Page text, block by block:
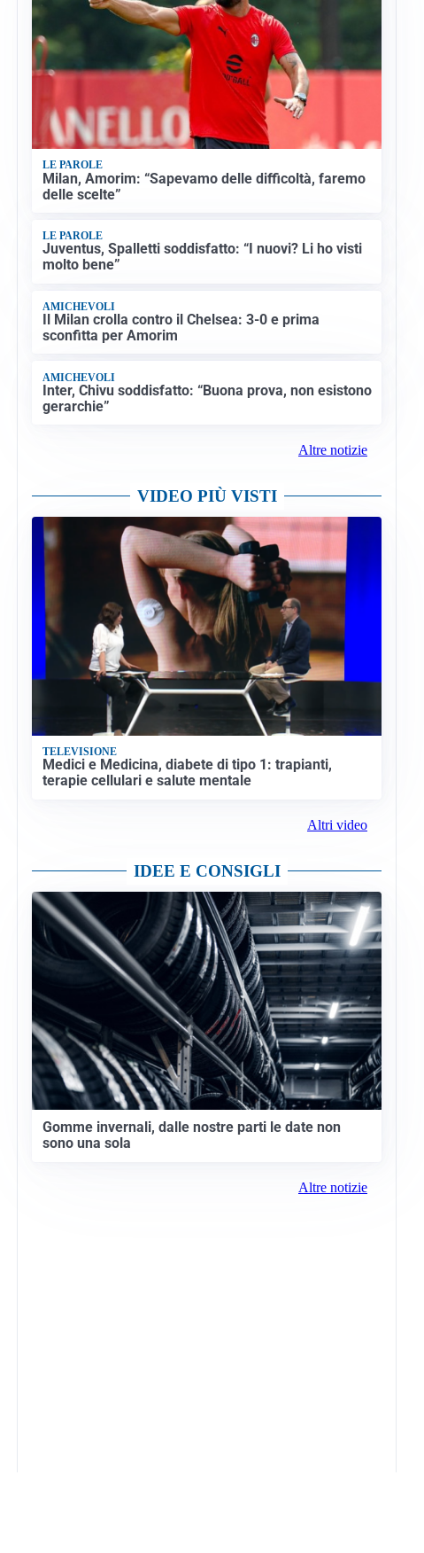
LE PAROLE
Milan, Amorim: “Sapevamo delle difficoltà, faremo
delle scelte”
LE PAROLE
Juventus, Spalletti soddisfatto: “I nuovi? Li ho visti
molto bene”
AMICHEVOLI
Il Milan crolla contro il Chelsea: 3-0 e prima
sconfitta per Amorim
AMICHEVOLI
Inter, Chivu soddisfatto: “Buona prova, non esistono
gerarchie”
Altre notizie
VIDEO PIÙ VISTI
TELEVISIONE
Medici e Medicina, diabete di tipo 1: trapianti,
terapie cellulari e salute mentale
Altri video
IDEE E CONSIGLI
Gomme invernali, dalle nostre parti le date non
sono una sola
Altre notizie